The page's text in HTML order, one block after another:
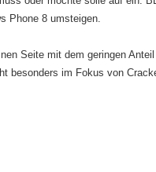
Phone 8 umsteigen.
Seite mit dem geringen
besonders im Fokus von